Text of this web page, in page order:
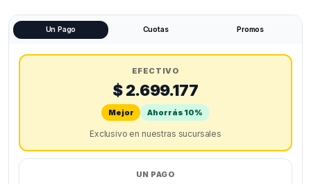
Un Pago Cuotas Promos
EFECTIVO
$ 2.699.177
Mejor Ahorrás 10%
Exclusivo en nuestras sucursales
UN PAGO